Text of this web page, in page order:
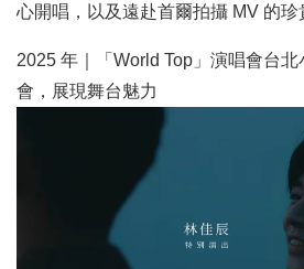
心開唱，以及遠赴首爾拍攝 MV 的珍
2025 年｜「World Top」演唱會台
會，展現舞台魅力